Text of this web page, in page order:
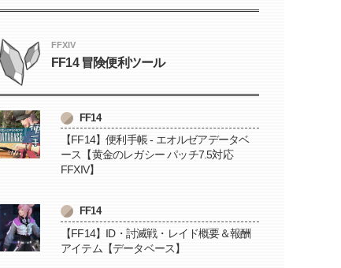
FFXIV
FF14 冒険便利ツール
FF14
【FF14】便利手帳 - エオルゼアデータベ
ース【黄金のレガシー パッチ7.5対応
FFXIV】
FF14
【FF14】ID・討滅戦・レイド概要＆報酬
アイテム【データベース】